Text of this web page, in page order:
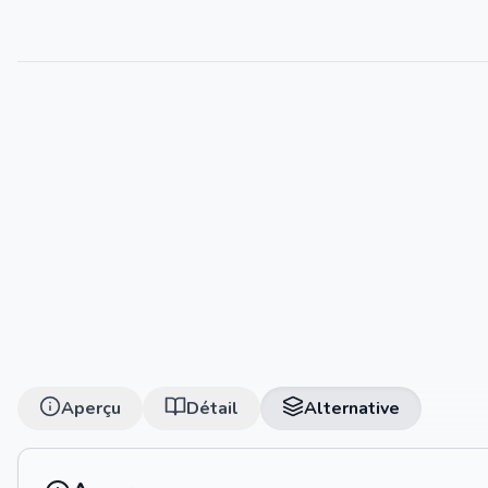
Aperçu Détail Alternative